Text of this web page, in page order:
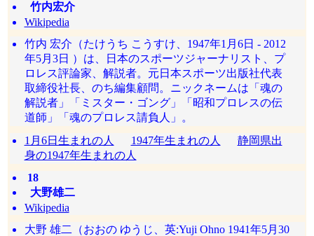
竹内宏介
Wikipedia
竹内 宏介（たけうち こうすけ、1947年1月6日 - 2012
年5月3日 ）は、日本のスポーツジャーナリスト、プ
ロレス評論家、解説者。元日本スポーツ出版社代表
取締役社長、のち編集顧問。ニックネームは「魂の
解説者」「ミスター・ゴング」「昭和プロレスの伝
道師」「魂のプロレス請負人」。
1月6日生まれの人
1947年生まれの人
静岡県出
身の1947年生まれの人
18
大野雄二
Wikipedia
大野 雄二（おおの ゆうじ、英:Yuji Ohno 1941年5月30